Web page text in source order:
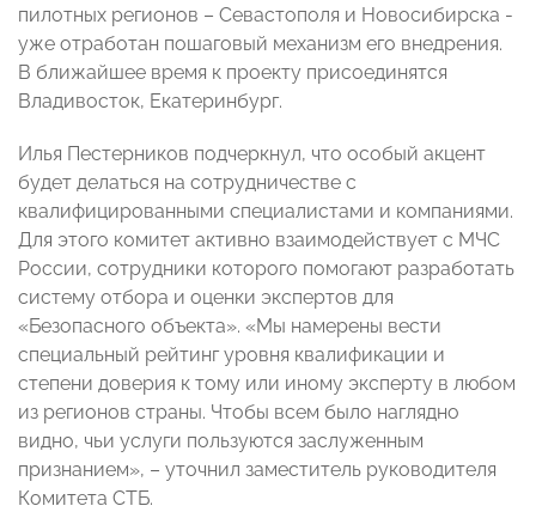
пилотных регионов – Севастополя и Новосибирска -
уже отработан пошаговый механизм его внедрения.
В ближайшее время к проекту присоединятся
Владивосток, Екатеринбург.
Илья Пестерников подчеркнул, что особый акцент
будет делаться на сотрудничестве с
квалифицированными специалистами и компаниями.
Для этого комитет активно взаимодействует с МЧС
России, сотрудники которого помогают разработать
систему отбора и оценки экспертов для
«Безопасного объекта». «Мы намерены вести
специальный рейтинг уровня квалификации и
степени доверия к тому или иному эксперту в любом
из регионов страны. Чтобы всем было наглядно
видно, чьи услуги пользуются заслуженным
признанием», – уточнил заместитель руководителя
Комитета СТБ.